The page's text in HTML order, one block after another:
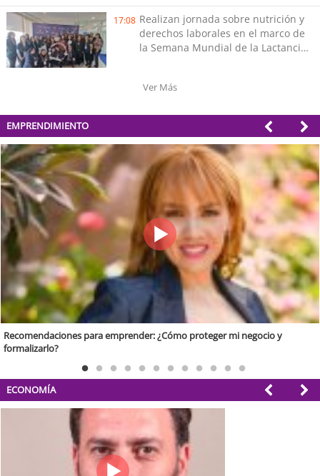
17:08 Realizan jornada sobre nutrición y
derechos laborales en el marco de
la Semana Mundial de la Lactancia
Ver Más
EMPRENDIMIENTO
Crisis económica en Chile: Conoce el plan de Fosis para apoyar a pymes y
familias vulnerables
ECONOMÍA